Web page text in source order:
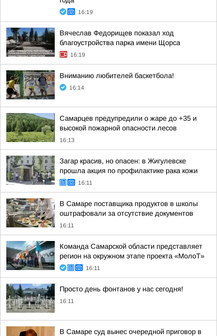
16:19
Вячеслав Федорищев показал ход
благоустройства парка имени Щорса
16:19
Вниманию любителей баскетбола!
16:14
Самарцев предупредили о жаре до +35 и
высокой пожарной опасности лесов
16:13
Загар красив, но опасен: в Жигулевске
прошла акция по профилактике рака кожи
16:11
В Самаре поставщика продуктов в школы
оштрафовали за отсутствие документов
16:11
Команда Самарской области представляет
регион на окружном этапе проекта «МолоТ»
16:11
Просто день фонтанов у нас сегодня!
16:11
В Самаре суд вынес очередной приговор в